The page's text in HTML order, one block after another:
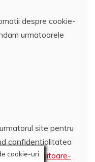
despre cookie-
urmatoarele
site pentru
confidentialitatea
www.vrajitoare-
cookie-uri